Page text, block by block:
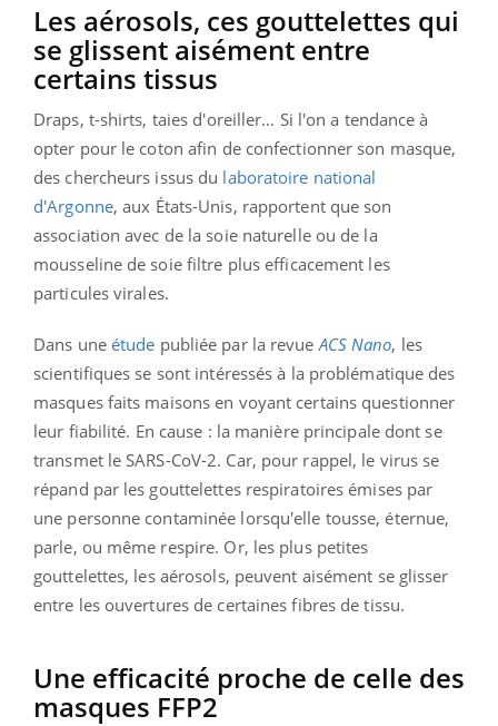
Les aérosols, ces gouttelettes qui
se glissent aisément entre
certains tissus
Draps, t-shirts, taies d'oreiller… Si l'on a tendance à
opter pour le coton afin de confectionner son masque,
des chercheurs issus du laboratoire national
d'Argonne, aux États-Unis, rapportent que son
association avec de la soie naturelle ou de la
mousseline de soie filtre plus efficacement les
particules virales.
Dans une étude publiée par la revue ACS Nano, les
scientifiques se sont intéressés à la problématique des
masques faits maisons en voyant certains questionner
leur fiabilité. En cause : la manière principale dont se
transmet le SARS-CoV-2. Car, pour rappel, le virus se
répand par les gouttelettes respiratoires émises par
une personne contaminée lorsqu'elle tousse, éternue,
parle, ou même respire. Or, les plus petites
gouttelettes, les aérosols, peuvent aisément se glisser
entre les ouvertures de certaines fibres de tissu.
Une efficacité proche de celle des
masques FFP2